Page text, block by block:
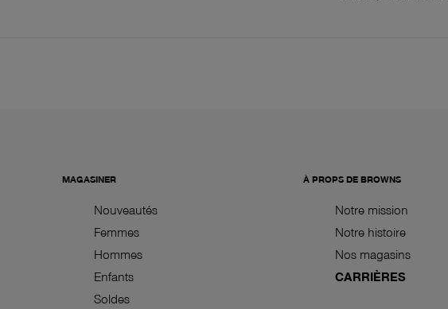
MAGASINER
Nouveautés
Femmes
Hommes
Enfants
Soldes
À PROPS DE BROWNS
Notre mission
Notre histoire
Nos magasins
CARRIÈRES